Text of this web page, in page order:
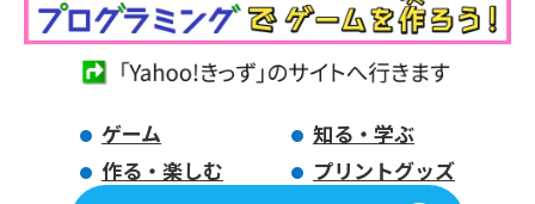
ゲーム
知る・学ぶ
作る・楽しむ
プリントグッズ